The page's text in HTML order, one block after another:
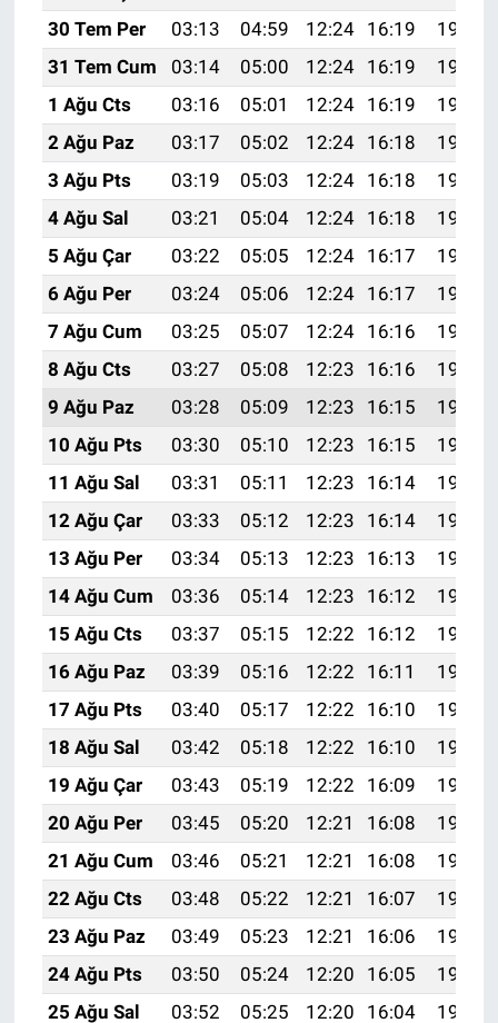
30 Tem Per
03:13 04:59 12:24 16:19
19:39
31 Tem Cum
03:14 05:00 12:24 16:19
19:38
1 Ağu Cts
03:16 05:01 12:24 16:19
19:37
2 Ağu Paz
03:17 05:02 12:24 16:18
19:36
3 Ağu Pts
03:19 05:03 12:24 16:18
19:35
4 Ağu Sal
03:21 05:04 12:24 16:18
19:34
5 Ağu Çar
03:22 05:05 12:24 16:17
19:33
6 Ağu Per
03:24 05:06 12:24 16:17
19:32
7 Ağu Cum
03:25 05:07 12:24 16:16
19:30
8 Ağu Cts
03:27 05:08 12:23 16:16
19:29
9 Ağu Paz
03:28 05:09 12:23 16:15
19:28
10 Ağu Pts
03:30 05:10 12:23 16:15
19:27
11 Ağu Sal
03:31 05:11 12:23 16:14
19:25
12 Ağu Çar
03:33 05:12 12:23 16:14
19:24
13 Ağu Per
03:34 05:13 12:23 16:13
19:23
14 Ağu Cum
03:36 05:14 12:23 16:12
19:21
15 Ağu Cts
03:37 05:15 12:22 16:12
19:20
16 Ağu Paz
03:39 05:16 12:22 16:11
19:18
17 Ağu Pts
03:40 05:17 12:22 16:10
19:17
18 Ağu Sal
03:42 05:18 12:22 16:10
19:16
19 Ağu Çar
03:43 05:19 12:22 16:09
19:14
20 Ağu Per
03:45 05:20 12:21 16:08
19:13
21 Ağu Cum
03:46 05:21 12:21 16:08
19:11
22 Ağu Cts
03:48 05:22 12:21 16:07
19:10
23 Ağu Paz
03:49 05:23 12:21 16:06
19:08
24 Ağu Pts
03:50 05:24 12:20 16:05
19:07
25 Ağu Sal
03:52 05:25 12:20 16:04 19:05